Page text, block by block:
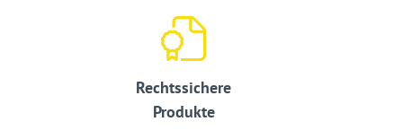
Rechtssichere
Produkte